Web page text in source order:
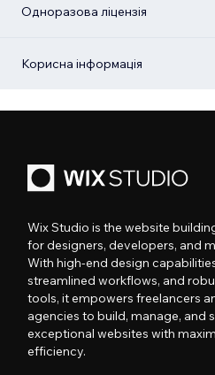
Одноразова ліцензія
Корисна інформація
Wix Studio is the website
for designers, developers, and
With high-end design
streamlined workflows, and
tools, it empowers freelancers
agencies to build, manage, and
exceptional websites with
efficiency.